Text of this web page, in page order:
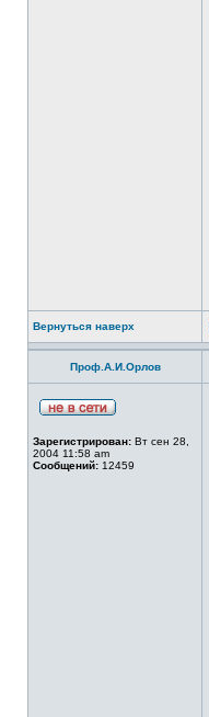
Вернуться наверх
Проф.А.И.Орлов
Зарегистрирован: Вт сен 28,
2004 11:58 am
Сообщений: 12459